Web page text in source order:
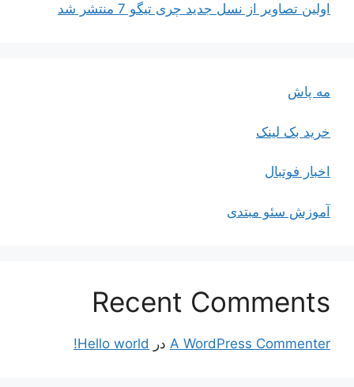
اولین تصاویر از نسل جدید چری تیگو 7 منتشر شد
مه پاش
خرید بک لینک
اخبار فوتبال
آموزش سئو مبتدی
Recent Comments
A WordPress Commenter در Hello world!